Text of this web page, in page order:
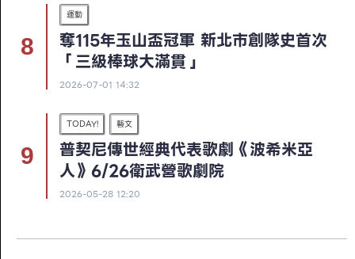
運動
奪115年玉山盃冠軍 新北市創隊史首次
「三級棒球大滿貫」
2026-07-01 14:32
TODAY! 藝文
普契尼傳世經典代表歌劇《波希米亞
人》6/26衛武營歌劇院
2026-05-28 12:20